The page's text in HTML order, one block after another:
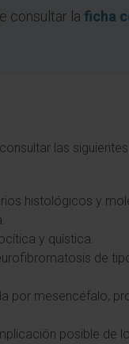
consultar la ficha
las
histológicos y
y quística.
de
por mesencéfalo,
posible de